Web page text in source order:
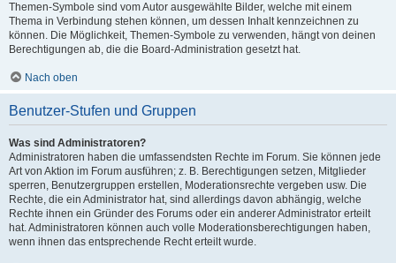
Themen-Symbole sind vom Autor ausgewählte Bilder, welche mit einem
Thema in Verbindung stehen können, um dessen Inhalt kennzeichnen zu
können. Die Möglichkeit, Themen-Symbole zu verwenden, hängt von deinen
Berechtigungen ab, die die Board-Administration gesetzt hat.
Nach oben
Benutzer-Stufen und Gruppen
Was sind Administratoren?
Administratoren haben die umfassendsten Rechte im Forum. Sie können jede
Art von Aktion im Forum ausführen; z. B. Berechtigungen setzen, Mitglieder
sperren, Benutzergruppen erstellen, Moderationsrechte vergeben usw. Die
Rechte, die ein Administrator hat, sind allerdings davon abhängig, welche
Rechte ihnen ein Gründer des Forums oder ein anderer Administrator erteilt
hat. Administratoren können auch volle Moderationsberechtigungen haben,
wenn ihnen das entsprechende Recht erteilt wurde.